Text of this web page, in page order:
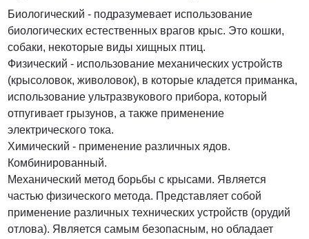
Биологический - подразумевает использование
биологических естественных врагов крыс. Это кошки,
собаки, некоторые виды хищных птиц.
Физический - использование механических устройств
(крысоловок, живоловок), в которые кладется приманка,
использование ультразвукового прибора, который
отпугивает грызунов, а также применение
электрического тока.
Химический - применение различных ядов.
Комбинированный.
Механический метод борьбы с крысами. Является
частью физического метода. Представляет собой
применение различных технических устройств (орудий
отлова). Является самым безопасным, но обладает